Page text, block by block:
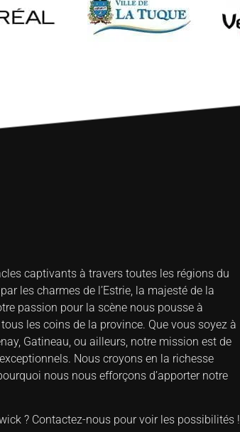
captivants à travers toutes les régions du
les charmes de l’Estrie, la majesté de la
passion pour la scène nous pousse à
les coins de la province. Que vous soyez à
Gatineau, ou ailleurs, notre mission est de
Nous croyons en la richesse
nous nous efforçons d’apporter notre
? Contactez-nous pour voir les possibilités !